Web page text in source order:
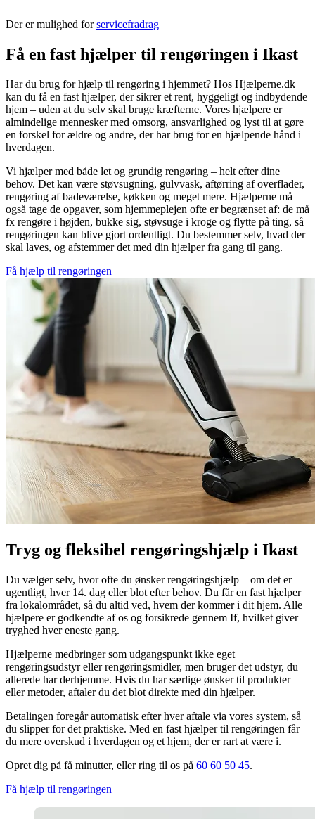
Der er mulighed forservicefradrag
Få en fast hjælper til rengøringen i Ikast
Har du brug for hjælp til rengøring i hjemmet? Hos Hjælperne.dk
kan du få en fast hjælper, der sikrer et rent, hyggeligt og indbydende
hjem – uden at du selv skal bruge kræfterne. Vores hjælpere er
almindelige mennesker med omsorg, ansvarlighed og lyst til at gøre
en forskel for ældre og andre, der har brug for en hjælpende hånd i
hverdagen.
Vi hjælper med både let og grundig rengøring – helt efter dine
behov. Det kan være støvsugning, gulvvask, aftørring af overflader,
rengøring af badeværelse, køkken og meget mere. Hjælperne må
også tage de opgaver, som hjemmeplejen ofte er begrænset af: de må
fx rengøre i højden, bukke sig, støvsuge i kroge og flytte på ting, så
rengøringen kan blive gjort ordentligt. Du bestemmer selv, hvad der
skal laves, og afstemmer det med din hjælper fra gang til gang.
Få hjælp til rengøringen
Tryg og fleksibel rengøringshjælp i Ikast
Du vælger selv, hvor ofte du ønsker rengøringshjælp – om det er
ugentligt, hver 14. dag eller blot efter behov. Du får en fast hjælper
fra lokalområdet, så du altid ved, hvem der kommer i dit hjem. Alle
hjælpere er godkendte af os og forsikrede gennem If, hvilket giver
tryghed hver eneste gang.
Hjælperne medbringer som udgangspunkt ikke eget
rengøringsudstyr eller rengøringsmidler, men bruger det udstyr, du
allerede har derhjemme. Hvis du har særlige ønsker til produkter
eller metoder, aftaler du det blot direkte med din hjælper.
Betalingen foregår automatisk efter hver aftale via vores system, så
du slipper for det praktiske. Med en fast hjælper til rengøringen får
du mere overskud i hverdagen og et hjem, der er rart at være i.
Opret dig på få minutter, eller ring til os på 60 60 50 45.
Få hjælp til rengøringen